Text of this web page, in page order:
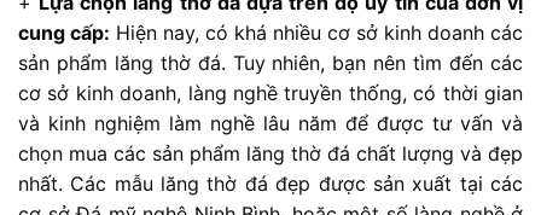
cung cấp: Hiện nay, có khá nhiều cơ sở kinh doanh các
sản phẩm lăng thờ đá. Tuy nhiên, bạn nên tìm đến các
cơ sở kinh doanh, làng nghề truyền thống, có thời gian
và kinh nghiệm làm nghề lâu năm để được tư vấn và
chọn mua các sản phẩm lăng thờ đá chất lượng và đẹp
nhất. Các mẫu lăng thờ đá đẹp được sản xuất tại các